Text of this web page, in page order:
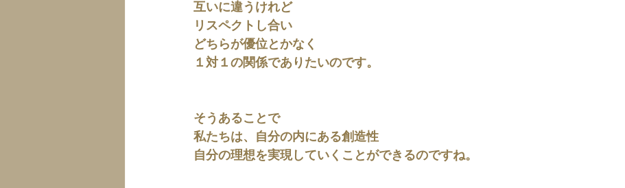
互いに違うけれど
リスペクトし合い
どちらが優位とかなく
１対１の関係でありたいのです。
そうあることで
私たちは、自分の内にある創造性
自分の理想を実現していくことができるのですね。